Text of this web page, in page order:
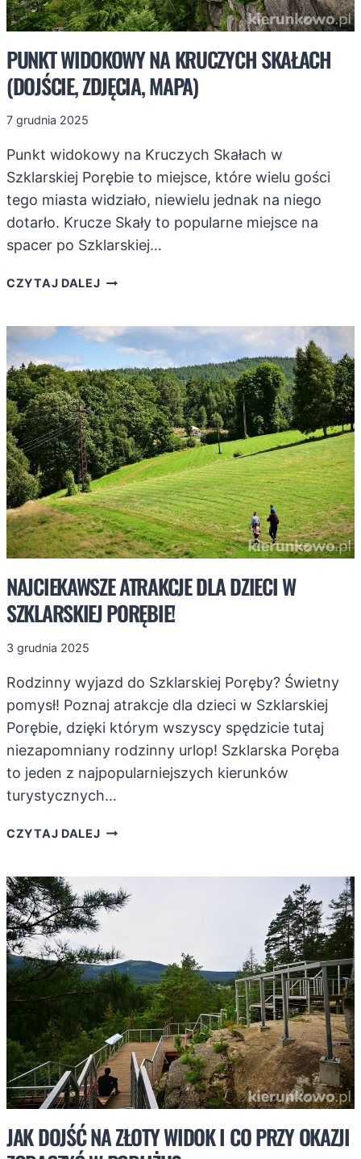
PUNKT WIDOKOWY NA KRUCZYCH SKAŁACH
(DOJŚCIE, ZDJĘCIA, MAPA)
7 grudnia 2025
Punkt widokowy na Kruczych Skałach w
Szklarskiej Porębie to miejsce, które wielu gości
tego miasta widziało, niewielu jednak na niego
dotarło. Krucze Skały to popularne miejsce na
spacer po Szklarskiej…
CZYTAJ DALEJPUNKT
KRUCZYCH
SKAŁACH
(DOJŚCIE,
ZDJĘCIA,
MAPA)
NAJCIEKAWSZE ATRAKCJE DLA DZIECI W
SZKLARSKIEJ PORĘBIE!
3 grudnia 2025
Rodzinny wyjazd do Szklarskiej Poręby? Świetny
pomysł! Poznaj atrakcje dla dzieci w Szklarskiej
Porębie, dzięki którym wszyscy spędzicie tutaj
niezapomniany rodzinny urlop! Szklarska Poręba
to jeden z najpopularniejszych kierunków
turystycznych…
CZYTAJ DALEJNAJCIEKAWSZE
DZIECI
W
SZKLARSKIEJ
PORĘBIE!
JAK DOJŚĆ NA ZŁOTY WIDOK I CO PRZY OKAZJI